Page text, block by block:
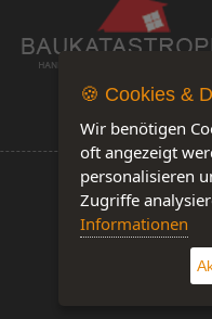
🍪 Cookies &
Wir benötigen
oft angezeigt
personalisieren
Zugriffe
Informationen